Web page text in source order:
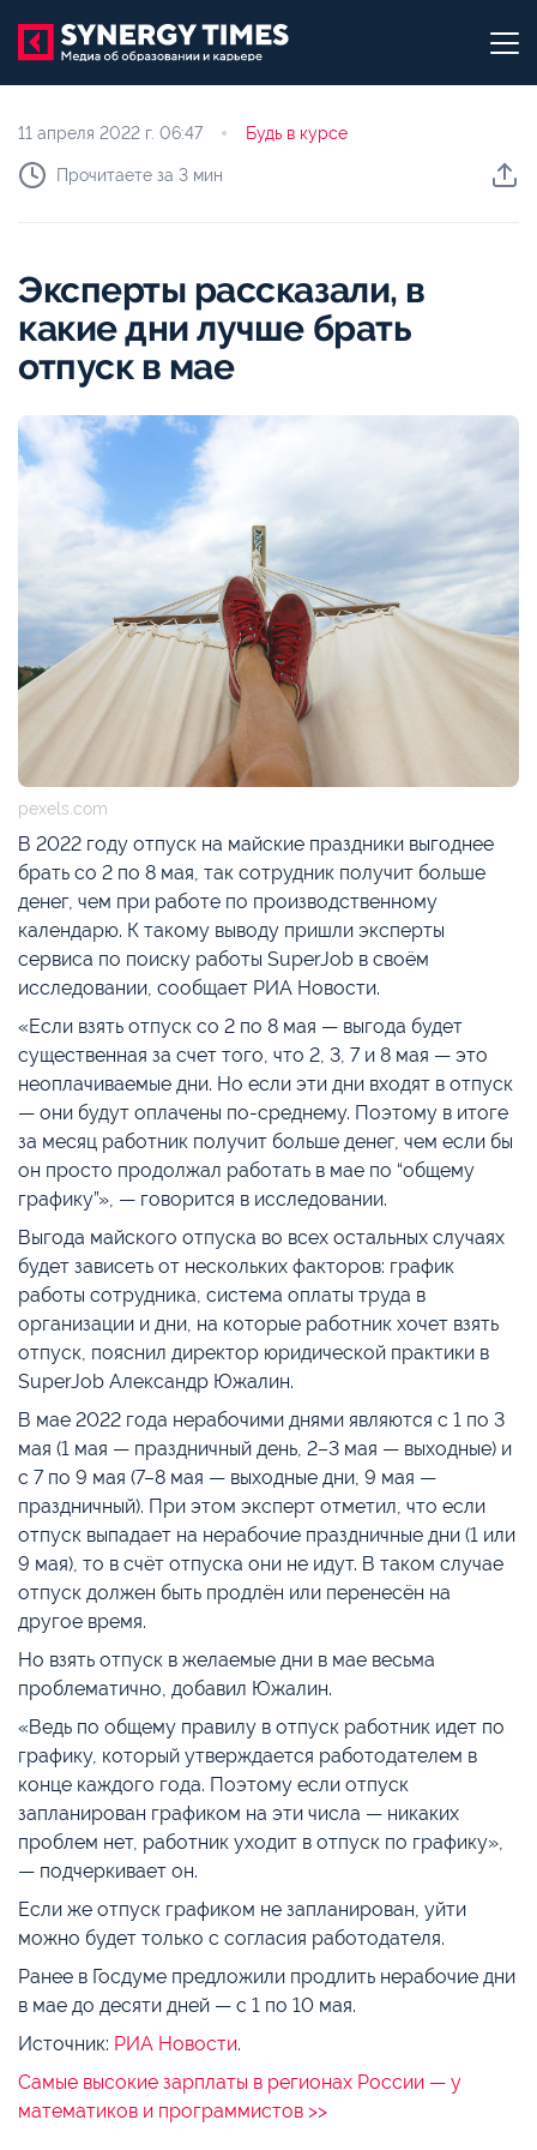
11 апреля 2022 г. 06:47 Будь в курсе
Прочитаете за 3 мин
Эксперты рассказали, в
какие дни лучше брать
отпуск в мае
pexels.com
В 2022 году отпуск на майские праздники выгоднее
брать со 2 по 8 мая, так сотрудник получит больше
денег, чем при работе по производственному
календарю. К такому выводу пришли эксперты
сервиса по поиску работы SuperJob в своём
исследовании, сообщает РИА Новости.
«Если взять отпуск со 2 по 8 мая — выгода будет
существенная за счет того, что 2, 3, 7 и 8 мая — это
неоплачиваемые дни. Но если эти дни входят в отпуск
— они будут оплачены по-среднему. Поэтому в итоге
за месяц работник получит больше денег, чем если бы
он просто продолжал работать в мае по “общему
графику”», — говорится в исследовании.
Выгода майского отпуска во всех остальных случаях
будет зависеть от нескольких факторов: график
работы сотрудника, система оплаты труда в
организации и дни, на которые работник хочет взять
отпуск, пояснил директор юридической практики в
SuperJob Александр Южалин.
В мае 2022 года нерабочими днями являются с 1 по 3
мая (1 мая — праздничный день, 2–3 мая — выходные) и
с 7 по 9 мая (7–8 мая — выходные дни, 9 мая —
праздничный). При этом эксперт отметил, что если
отпуск выпадает на нерабочие праздничные дни (1 или
9 мая), то в счёт отпуска они не идут. В таком случае
отпуск должен быть продлён или перенесён на
другое время.
Но взять отпуск в желаемые дни в мае весьма
проблематично, добавил Южалин.
«Ведь по общему правилу в отпуск работник идет по
графику, который утверждается работодателем в
конце каждого года. Поэтому если отпуск
запланирован графиком на эти числа — никаких
проблем нет, работник уходит в отпуск по графику»,
— подчеркивает он.
Если же отпуск графиком не запланирован, уйти
можно будет только с согласия работодателя.
Ранее в Госдуме предложили продлить нерабочие дни
в мае до десяти дней — с 1 по 10 мая.
Источник: РИА Новости.
Самые высокие зарплаты в регионах России — у
математиков и программистов >>